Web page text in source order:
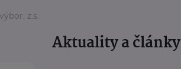
z.s.
Aktuality a články